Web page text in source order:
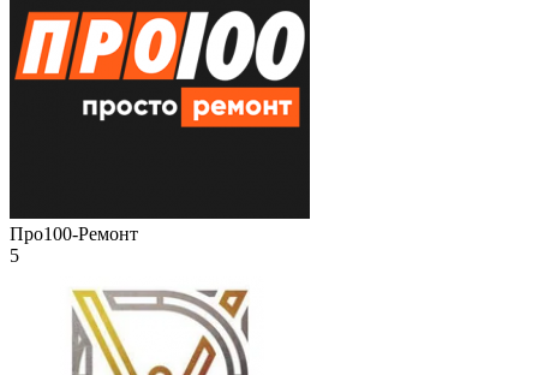
Про100-Ремонт
5